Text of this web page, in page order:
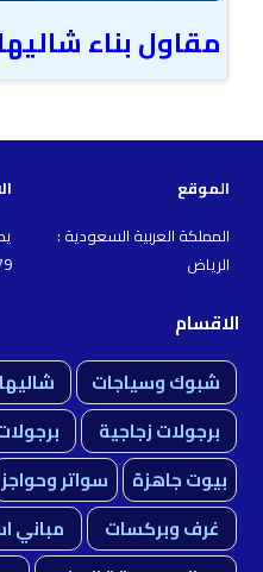
مقاول بناء
الموقع
المملكة العربية السعودية :
الرياض
الاقسام
شبوك وسياجات
برجولات زجاجية
بيوت جاهزة
سواتر وحواجز
غرف وبركسات
مباني